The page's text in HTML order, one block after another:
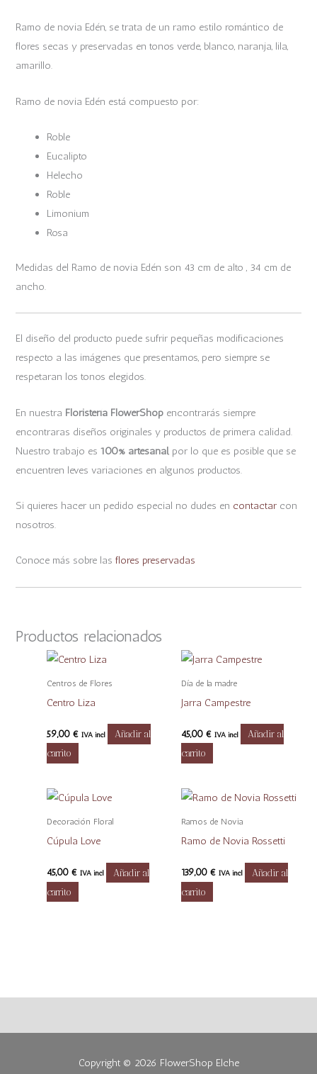
Ramo de novia Edén, se trata de un ramo estilo romántico de
flores secas y preservadas en tonos verde, blanco, naranja, lila,
amarillo.
Ramo de novia Edén está compuesto por:
Roble
Eucalipto
Helecho
Roble
Limonium
Rosa
Medidas del Ramo de novia Edén son 43 cm de alto , 34 cm de
ancho.
El diseño del producto puede sufrir pequeñas modificaciones
respecto a las imágenes que presentamos, pero siempre se
respetaran los tonos elegidos.
En nuestra Floristería FlowerShop encontrarás siempre
encontraras diseños originales y productos de primera calidad.
Nuestro trabajo es100% artesanal , por lo que es posible que se
encuentren leves variaciones en algunos productos.
Si quieres hacer un pedido especial no dudes en contactar con
nosotros.
Conoce más sobre lasflores preservadas
Productos relacionados
Centros de Flores
Centro Liza
59,00€ IVA incl
Añadir al
carrito
Día de la madre
Jarra Campestre
45,00 € IVA incl
Añadir al
carrito
Decoración Floral
Cúpula Love
45,00€ IVA incl
Añadir al
carrito
Ramos de Novia
Ramo de Novia Rossetti
139,00 € IVA incl
Añadir al
carrito
Copyright © 2026 FlowerShop Elche